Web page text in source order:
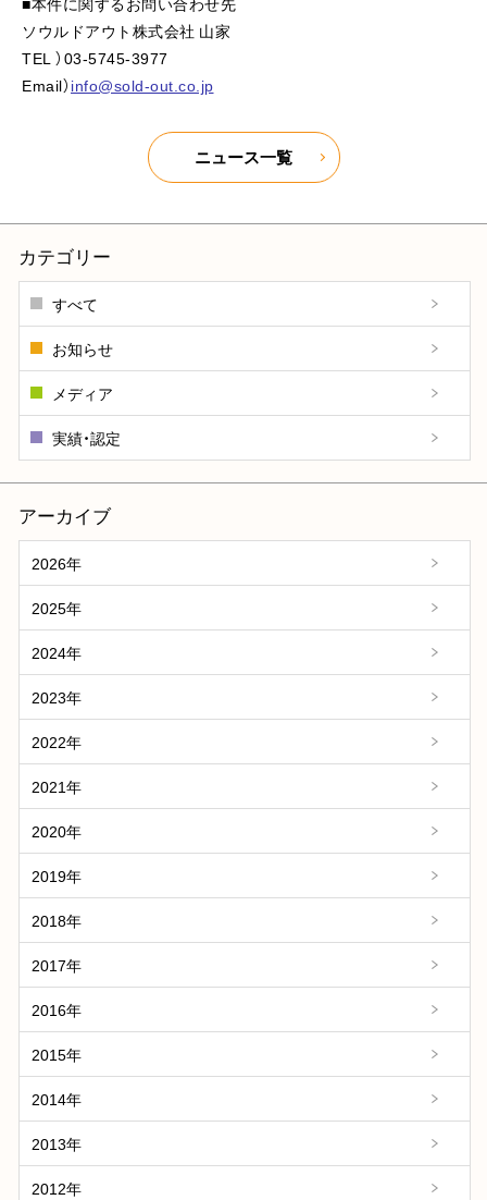
ソウルドアウト株式会社 山家
TEL ）03-5745-3977
Email） info@sold-out.co.jp
ニュース一覧
カテゴリー
すべて
お知らせ
メディア
実績・認定
アーカイブ
2026年
2025年
2024年
2023年
2022年
2021年
2020年
2019年
2018年
2017年
2016年
2015年
2014年
2013年
2012年